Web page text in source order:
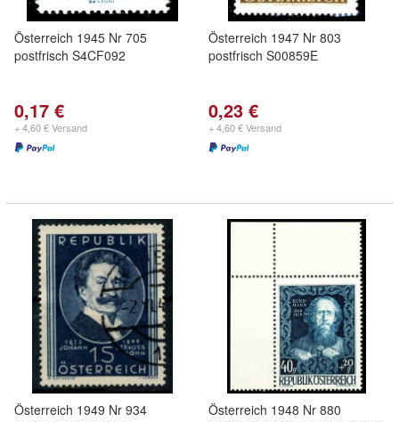
Österreich 1945 Nr 705
postfrisch S4CF092
0,17 €
+ 4,60 € Versand
Österreich 1947 Nr 803
postfrisch S00859E
0,23 €
+ 4,60 € Versand
Österreich 1949 Nr 934
Österreich 1948 Nr 880